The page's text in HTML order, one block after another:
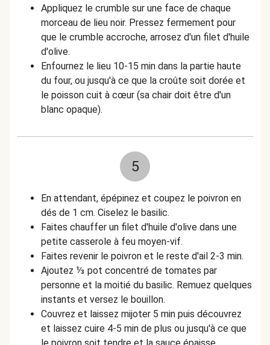
Appliquez le crumble sur une face de chaque
morceau de lieu noir. Pressez fermement pour
que le crumble accroche, arrosez d'un filet d'huile
d'olive.
Enfournez le lieu 10-15 min dans la partie haute
du four, ou jusqu'à ce que la croûte soit dorée et
le poisson cuit à cœur (sa chair doit être d'un
blanc opaque).
5
En attendant, épépinez et coupez le poivron en
dés de 1 cm. Ciselez le basilic.
Faites chauffer un filet d'huile d'olive dans une
petite casserole à feu moyen-vif.
Faites revenir le poivron et le reste d'ail 2-3 min.
Ajoutez ⅓ pot concentré de tomates par
personne et la moitié du basilic. Remuez quelques
instants et versez le bouillon.
Couvrez et laissez mijoter 5 min puis découvrez
et laissez cuire 4-5 min de plus ou jusqu'à ce que